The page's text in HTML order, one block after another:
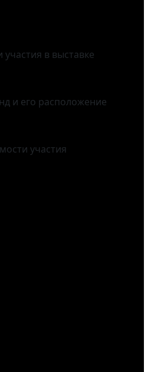
в выставке
и его расположение
участия